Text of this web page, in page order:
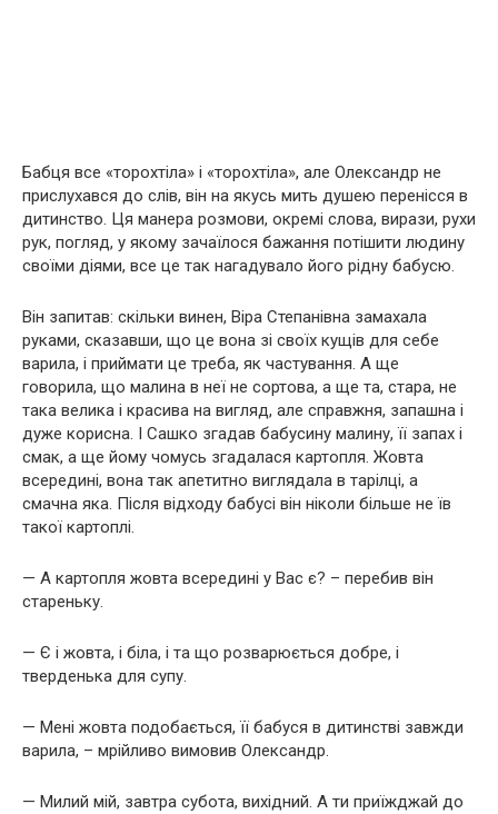
Бабця все «торохтіла» і «торохтіла», але Олександр не
прислухався до слів, він на якусь мить душею перенісся в
дитинство. Ця манера розмови, окремі слова, вирази, рухи
рук, погляд, у якому зачаїлося бажання потішити людину
своїми діями, все це так нагадувало його рідну бабусю.
Він запитав: скільки винен, Віра Степанівна замахала
руками, сказавши, що це вона зі своїх кущів для себе
варила, і приймати це треба, як частування. А ще
говорила, що малина в неї не сортова, а ще та, стара, не
така велика і красива на вигляд, але справжня, запашна і
дуже корисна. І Сашко згадав бабусину малину, її запах і
смак, а ще йому чомусь згадалася картопля. Жовта
всередині, вона так апетитно виглядала в тарілці, а
смачна яка. Після відходу бабусі він ніколи більше не їв
такої картоплі.
— А картопля жовта всередині у Вас є? – перебив він
стареньку.
— Є і жовта, і біла, і та що розварюється добре, і
тверденька для супу.
— Мені жовта подобається, її бабуся в дитинстві завжди
варила, – мрійливо вимовив Олександр.
— Милий мій, завтра субота, вихідний. А ти приїжджай до